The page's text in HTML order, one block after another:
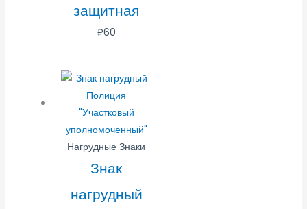
защитная
₽60
Нагрудные Знаки
Знак
нагрудный